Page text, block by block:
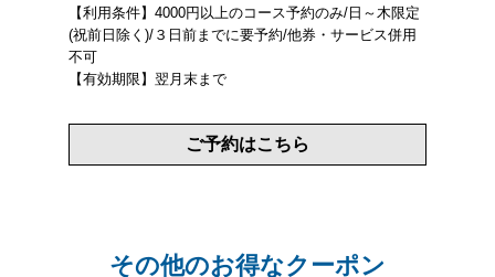
【利用条件】4000円以上のコース予約のみ/日～木限定
(祝前日除く)/３日前までに要予約/他券・サービス併用
不可
【有効期限】翌月末まで
ご予約はこちら
その他のお得なクーポン